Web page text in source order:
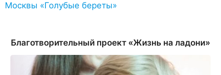
Москвы «Голубые береты»
Благотворительный проект «Жизнь на ладони»